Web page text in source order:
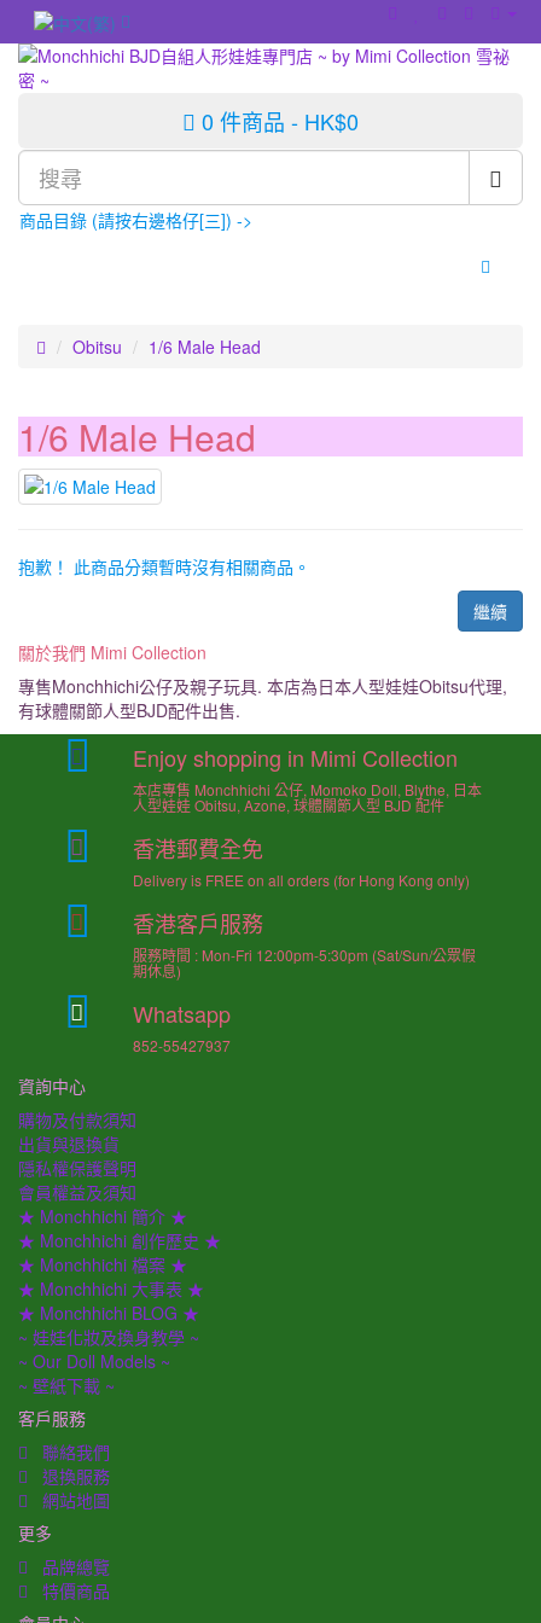
0 件商品 - HK$0
商品目錄 (請按右邊格仔[三]) ->
Obitsu 1/6 Male Head
1/6 Male Head
抱歉！ 此商品分類暫時沒有相關商品。
繼續
關於我們 Mimi Collection
專售Monchhichi公仔及親子玩具. 本店為日本人型娃娃Obitsu代理,
有球體關節人型BJD配件出售.
Enjoy shopping in Mimi Collection
本店專售 Monchhichi 公仔, Momoko Doll, Blythe, 日本
人型娃娃 Obitsu, Azone, 球體關節人型 BJD 配件
香港郵費全免
Delivery is FREE on all orders (for Hong Kong only)
香港客戶服務
服務時間 : Mon-Fri 12:00pm-5:30pm (Sat/Sun/公眾假
期休息)
Whatsapp
852-55427937
資詢中心
購物及付款須知
出貨與退換貨
隱私權保護聲明
會員權益及須知
★ Monchhichi 簡介 ★
★ Monchhichi 創作歷史 ★
★ Monchhichi 檔案 ★
★ Monchhichi 大事表 ★
★ Monchhichi BLOG ★
~ 娃娃化妝及換身教學 ~
~ Our Doll Models ~
~ 壁紙下載 ~
客戶服務
聯絡我們
退換服務
網站地圖
更多
品牌總覽
特價商品